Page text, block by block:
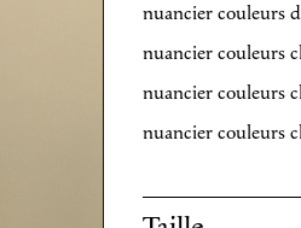
nuancier couleurs
nuancier couleurs
nuancier couleurs
nuancier couleurs